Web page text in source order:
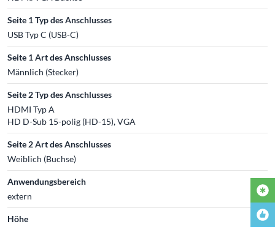
Seite 1 Typ des Anschlusses
USB Typ C (USB-C)
Seite 1 Art des Anschlusses
Männlich (Stecker)
Seite 2 Typ des Anschlusses
HDMI Typ A
HD D-Sub 15-polig (HD-15), VGA
Seite 2 Art des Anschlusses
Weiblich (Buchse)
Anwendungsbereich
extern
Höhe